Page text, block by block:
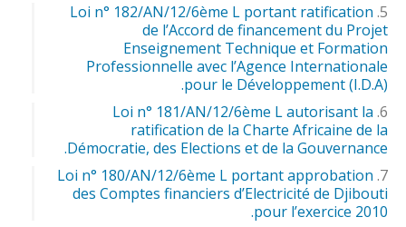
Loi n° 182/AN/12/6ème L portant ratification
de l’Accord de financement du Projet
Enseignement Technique et Formation
Professionnelle avec l’Agence Internationale
pour le Développement (I.D.A).
Loi n° 181/AN/12/6ème L autorisant la
ratification de la Charte Africaine de la
Démocratie, des Elections et de la Gouvernance.
Loi n° 180/AN/12/6ème L portant approbation
des Comptes financiers d’Electricité de Djibouti
pour l’exercice 2010.